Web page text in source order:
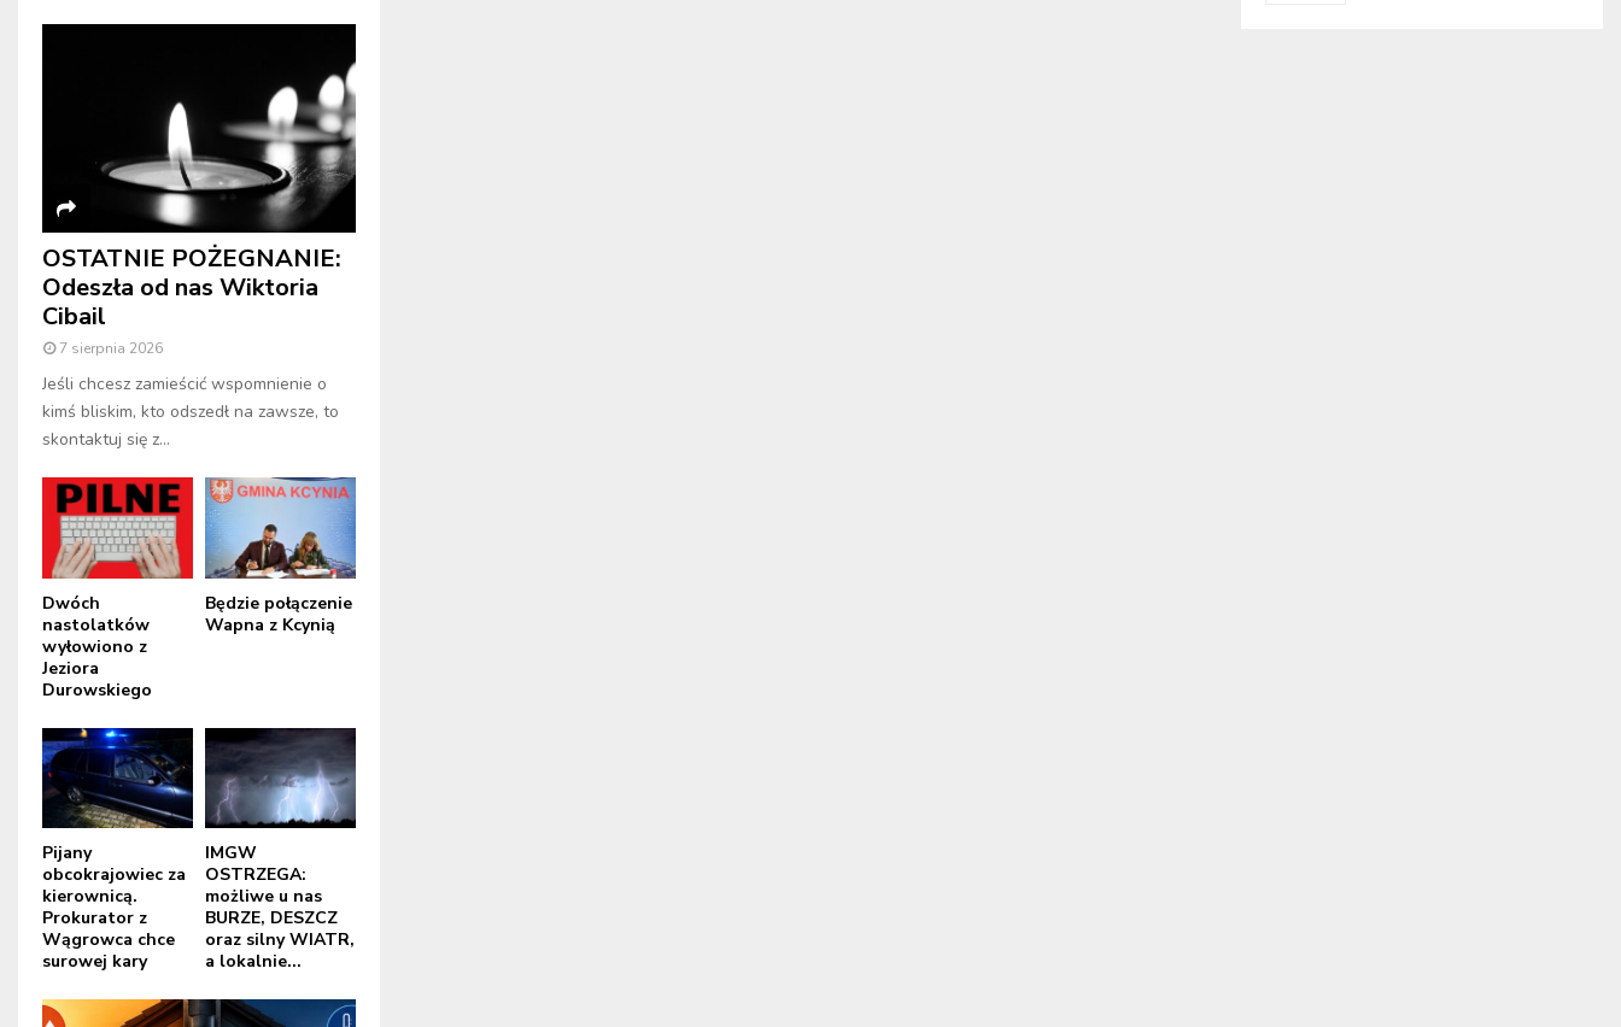
OSTATNIE POŻEGNANIE:
Odeszła od nas Wiktoria
Cibail
7 sierpnia 2026
Jeśli chcesz zamieścić wspomnienie o
kimś bliskim, kto odszedł na zawsze, to
skontaktuj się z...
Dwóch
nastolatków
wyłowiono z
Jeziora
Durowskiego
Będzie połączenie
Wapna z Kcynią
Pijany
obcokrajowiec za
kierownicą.
Prokurator z
Wągrowca chce
surowej kary
IMGW
OSTRZEGA:
możliwe u nas
BURZE, DESZCZ
oraz silny WIATR,
a lokalnie...